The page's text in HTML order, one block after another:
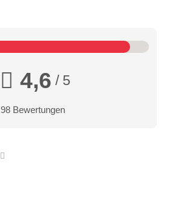
4,6 / 5
98 Bewertungen